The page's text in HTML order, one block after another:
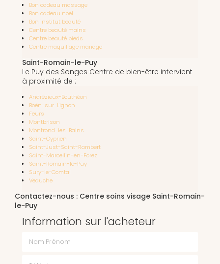
Bon cadeau massage
Bon cadeau noël
Bon institut beauté
Centre beauté mains
Centre beauté pieds
Centre maquillage mariage
Saint-Romain-le-Puy
Le Puy des Songes Centre de bien-être intervient
à proximité de :
Andrézieux-Bouthéon
Boën-sur-Lignon
Feurs
Montbrison
Montrond-les-Bains
Saint-Cyprien
Saint-Just-Saint-Rambert
Saint-Marcellin-en-Forez
Saint-Romain-le-Puy
Sury-le-Comtal
Veauche
Contactez-nous : Centre soins visage Saint-Romain-
le-Puy
Information sur l'acheteur